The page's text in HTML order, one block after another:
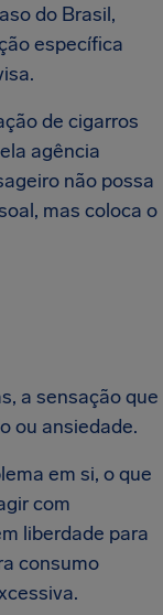
do Brasil,
específica
de cigarros
agência
não possa
mas coloca o
a sensação que
ou ansiedade.
em si, o que
com
liberdade para
consumo